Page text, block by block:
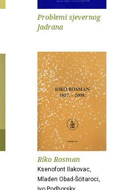
Problemi sjevernog
Jadrana
Riko Rosman
Ksenofont Ilakovac,
Mladen Obad-Šćitaroci,